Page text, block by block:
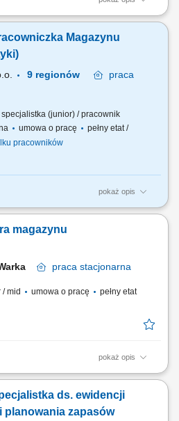
należało: Budowanie silnej pozycji
i aktywne rozwijanie
oraz placówkami ochrony
Magazynu
praca
specjalistka (junior) / pracownik
umowa o pracę
pełny etat /
pracowników
pokaż opis
obsługa oraz wydawanie
i weryfikacja dostaw
produktów w sklepie i magazynie;
magazynu
praca stacjonarna
mid umowa o pracę
pełny etat
pokaż opis
operacji magazynowych w
typu SAP; współpraca z
w zakresie sporządzania
ds. ewidencji
planowania zapasów